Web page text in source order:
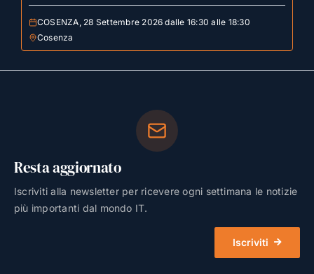
COSENZA, 28 Settembre 2026 dalle 16:30 alle 18:30
Cosenza
Resta aggiornato
Iscriviti alla newsletter per ricevere ogni settimana le notizie
più importanti dal mondo IT.
Iscriviti